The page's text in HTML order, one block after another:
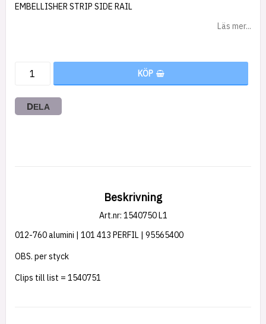
EMBELLISHER STRIP SIDE RAIL
Läs mer...
KÖP
DELA
Beskrivning
Art.nr: 1540750 L1
012-760 alumini | 101 413 PERFIL | 95565400
OBS. per styck
Clips till list = 1540751